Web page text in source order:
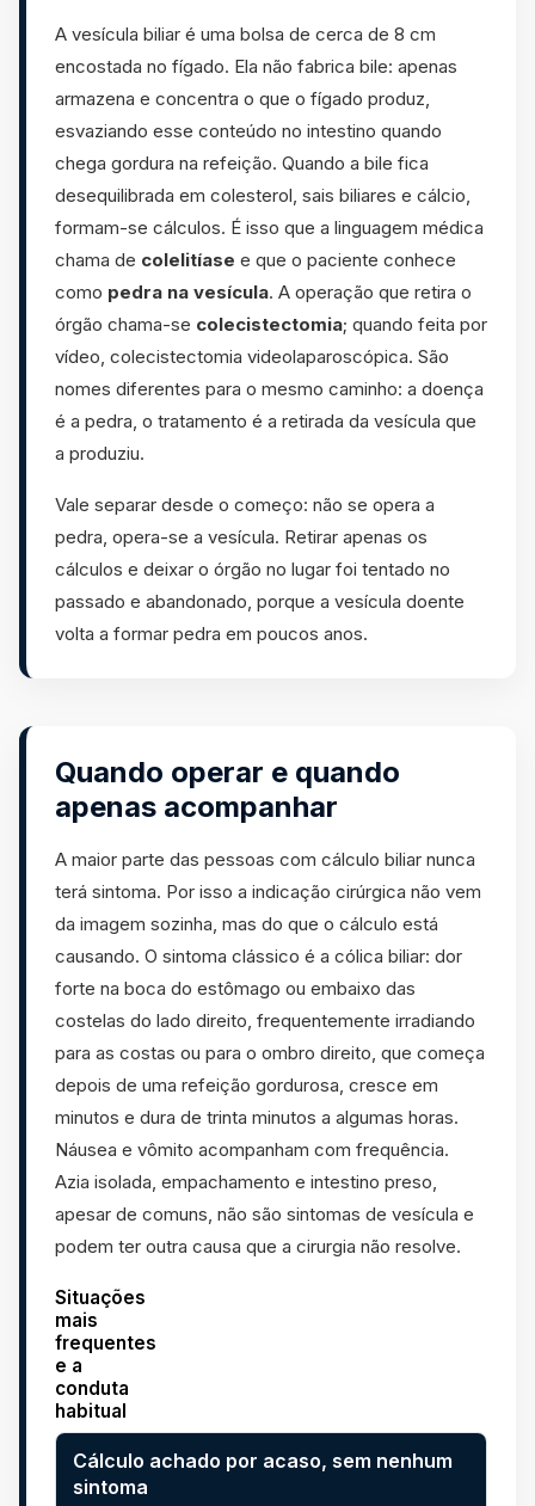
A vesícula biliar é uma bolsa de cerca de 8 cm
encostada no fígado. Ela não fabrica bile: apenas
armazena e concentra o que o fígado produz,
esvaziando esse conteúdo no intestino quando
chega gordura na refeição. Quando a bile fica
desequilibrada em colesterol, sais biliares e cálcio,
formam-se cálculos. É isso que a linguagem médica
chama de colelitíase e que o paciente conhece
como pedra na vesícula. A operação que retira o
órgão chama-se colecistectomia; quando feita por
vídeo, colecistectomia videolaparoscópica. São
nomes diferentes para o mesmo caminho: a doença
é a pedra, o tratamento é a retirada da vesícula que
a produziu.
Vale separar desde o começo: não se opera a
pedra, opera-se a vesícula. Retirar apenas os
cálculos e deixar o órgão no lugar foi tentado no
passado e abandonado, porque a vesícula doente
volta a formar pedra em poucos anos.
Quando operar e quando
apenas acompanhar
A maior parte das pessoas com cálculo biliar nunca
terá sintoma. Por isso a indicação cirúrgica não vem
da imagem sozinha, mas do que o cálculo está
causando. O sintoma clássico é a cólica biliar: dor
forte na boca do estômago ou embaixo das
costelas do lado direito, frequentemente irradiando
para as costas ou para o ombro direito, que começa
depois de uma refeição gordurosa, cresce em
minutos e dura de trinta minutos a algumas horas.
Náusea e vômito acompanham com frequência.
Azia isolada, empachamento e intestino preso,
apesar de comuns, não são sintomas de vesícula e
podem ter outra causa que a cirurgia não resolve.
Situações
mais
frequentes
e a
conduta
habitual
Situação
Conduta habitual
Cálculo achado por acaso, sem nenhum
sintoma